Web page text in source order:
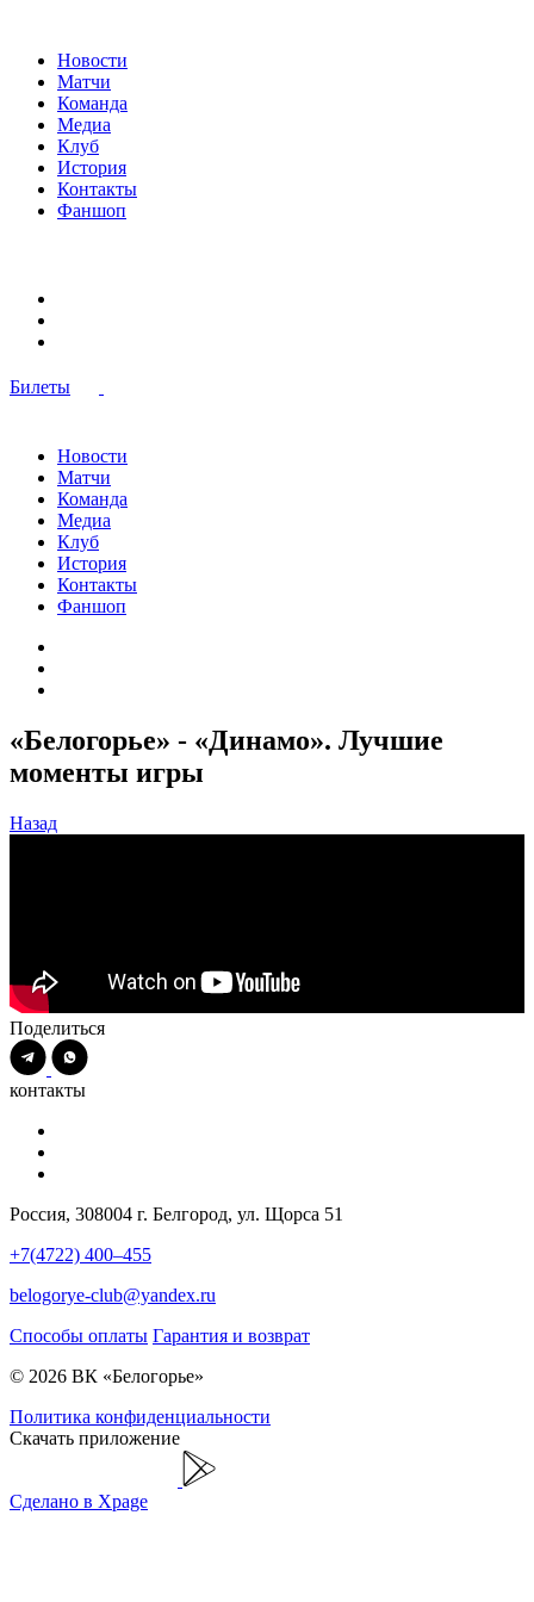
Новости
Матчи
Команда
Медиа
Клуб
История
Контакты
Фаншоп
Билеты
Новости
Матчи
Команда
Медиа
Клуб
История
Контакты
Фаншоп
«Белогорье» - «Динамо». Лучшие
моменты игры
Назад
Поделиться
контакты
Россия, 308004 г. Белгород, ул. Щорса 51
+7(4722) 400–455
belogorye-club@yandex.ru
Способы оплаты Гарантия и возврат
© 2026 ВК «Белогорье»
Политика конфиденциальности
Скачать приложение
Сделано в Xpage